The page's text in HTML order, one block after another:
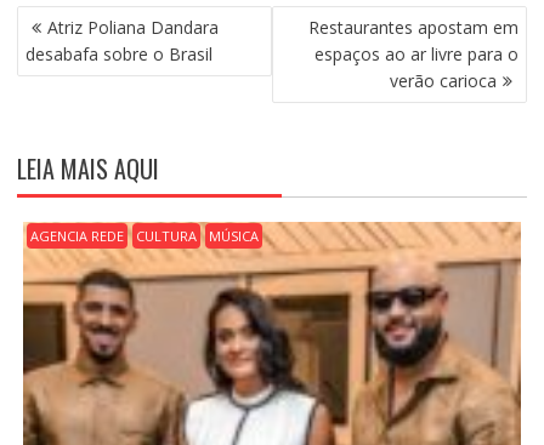
N
A
V
A
Ç
Ã
O
D
E
P
S
T
Atriz Poliana Dandara
desabafa sobre o Brasil
Restaurantes apostam em
espaços ao ar livre para o
verão carioca
LEIA MAIS AQUI
AGENCIA REDE CULTURA MÚSICA